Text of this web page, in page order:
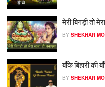
मेरी बिगड़ी तो
BY SHEKHAR
बाँके बिहारी की
BY SHEKHAR